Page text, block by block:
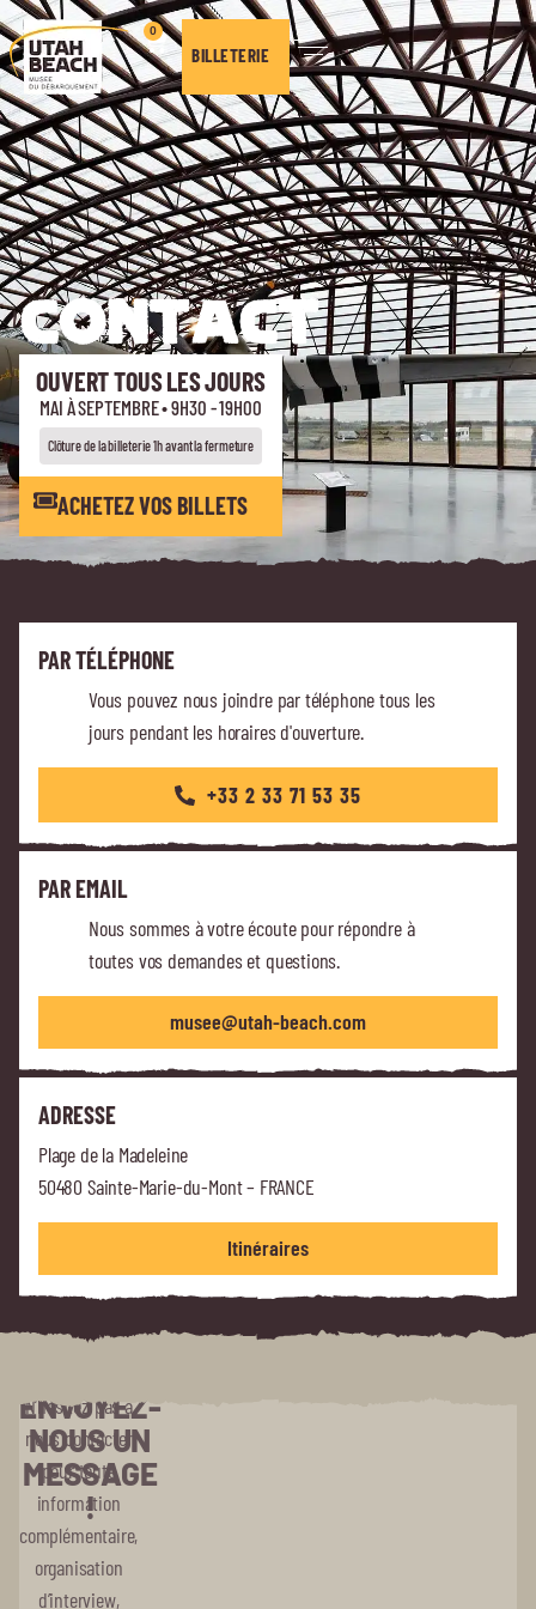
0
BILLETERIE
CONTACT
OUVERT TOUS LES JOURS
MAI À SEPTEMBRE • 9H30 - 19H00
Clôture de la billeterie 1h avant la fermeture
ACHETEZ VOS BILLETS
PAR TÉLÉPHONE
Vous pouvez nous joindre par téléphone tous les
jours pendant les horaires d'ouverture.
+33 2 33 71 53 35
PAR EMAIL
Nous sommes à votre écoute pour répondre à
toutes vos demandes et questions.
musee@utah-beach.com
ADRESSE
Plage de la Madeleine
50480 Sainte-Marie-du-Mont – FRANCE
Itinéraires
ENVOYEZ-
NOUS UN
MESSAGE
!
N’hésitez pas à
nous contacter
pour toute
information
complémentaire,
organisation
d’interview,